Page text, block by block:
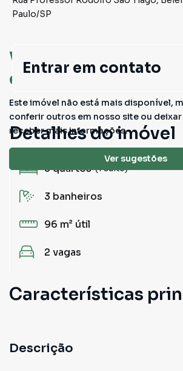
Você pode
oportunidades!
Este imóvel não está mais disponível,
conferir outros em nosso site ou
receber mais informações.
Ver sugestões
Detalhes do imóvel
3quartos (1 suíte)
3 banheiros
96 m² útil
2 vagas
Características
Portão Eletrônico
Descrição
Paulo/SP
Entrar em contato